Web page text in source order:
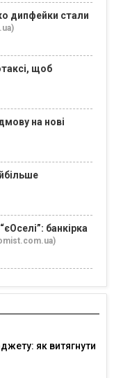
дипфейки стали
щоб
на нові
банкірка
як витягнути